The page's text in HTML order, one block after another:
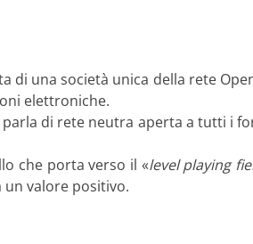
di una società unica della rete
elettroniche.
di rete neutra aperta a tutti i
che porta verso il «level playing
valore positivo.